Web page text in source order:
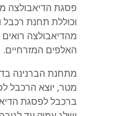
וכוללת תחנת רכבל
מהדיאבולצה
האלפים המזרחיים.
מטר, יוצא הרכבל
ברכבל לפסגת